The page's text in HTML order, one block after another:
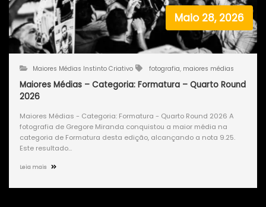
Maio 28, 2026
Maiores Médias Instinto Criativo fotografia, maiores médias
Maiores Médias – Categoria: Formatura – Quarto Round
2026
Maiores Médias - Categoria: Formatura - Quarto Round 2026 A
fotografia de Gregore Miranda conquistou a maior média na
categoria de Formatura desta edição, alcançando a nota 9.25.
Este resultado…
Leia mais